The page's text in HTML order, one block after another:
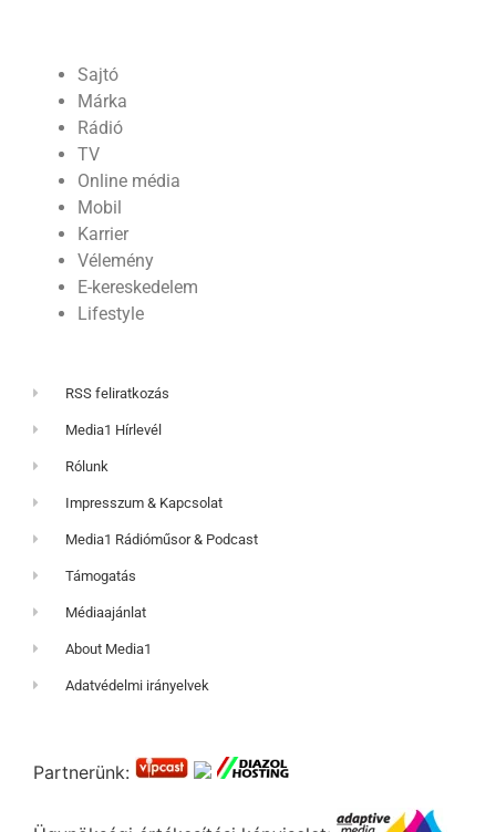
Sajtó
Márka
Rádió
TV
Online média
Mobil
Karrier
Vélemény
E-kereskedelem
Lifestyle
RSS feliratkozás
Media1 Hírlevél
Rólunk
Impresszum & Kapcsolat
Media1 Rádióműsor & Podcast
Támogatás
Médiaajánlat
About Media1
Adatvédelmi irányelvek
Partnerünk: